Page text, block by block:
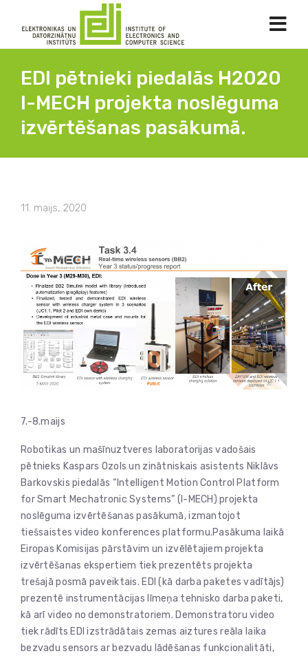
EDI pētnieki piedalās H2020
I-MECH projekta noslēguma
izvērtēšanas pasākumā.
11. maijs, 2020
7.-8.maijs
Robotikas un mašīnuztveres laboratorijas vadošais
pētnieks Kaspars Ozols un zinātniskais asistents Niklāvs
Barkovskis piedalās “Intelligent Motion Control Platform
for Smart Mechatronic Systems” (I-MECH) projekta
noslēguma izvērtēšanas pasākumā, izmantojot
tiešsaistes video konferences platformu.Pasākuma laikā
Eiropas Komisijas pārstāvim un izvēlētajiem projekta
izvērtēšanas ekspertiem tiek prezentēts projekta
trešajā posmā paveiktais. EDI (kā darba paketes vadītājs)
prezentē instrumentācijas līmeņa tehnisko darba paketi,
kā arī video no demonstratoriem. Demonstratoru video
tiek rādīts EDI izstrādātais zemas aiztures reāla laika
bezvadu sensors ar bezvadu lādēšanas funkcionalitāti,